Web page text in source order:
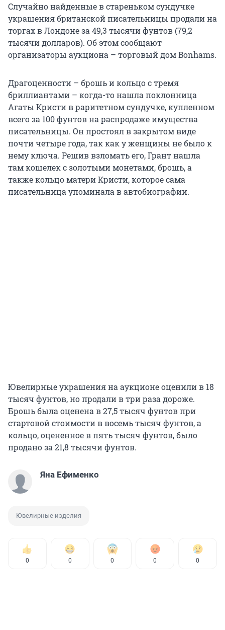
Случайно найденные в стареньком сундучке
украшения британской писательницы продали на
торгах в Лондоне за 49,3 тысячи фунтов (79,2
тысячи долларов). Об этом сообщают
организаторы аукциона – торговый дом Bonhams.
Драгоценности – брошь и кольцо с тремя
бриллиантами – когда-то нашла поклонница
Агаты Кристи в раритетном сундучке, купленном
всего за 100 фунтов на распродаже имущества
писательницы. Он простоял в закрытом виде
почти четыре года, так как у женщины не было к
нему ключа. Решив взломать его, Грант нашла
там кошелек с золотыми монетами, брошь, а
также кольцо матери Кристи, которое сама
писательница упоминала в автобиографии.
Ювелирные украшения на аукционе оценили в 18
тысяч фунтов, но продали в три раза дороже.
Брошь была оценена в 27,5 тысяч фунтов при
стартовой стоимости в восемь тысяч фунтов, а
кольцо, оцененное в пять тысяч фунтов, было
продано за 21,8 тысячи фунтов.
Яна Ефименко
Ювелирные изделия
0 0 0 0 0